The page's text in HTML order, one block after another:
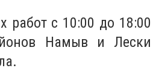
работ с 10:00 до 18:00
Намыв и Лески